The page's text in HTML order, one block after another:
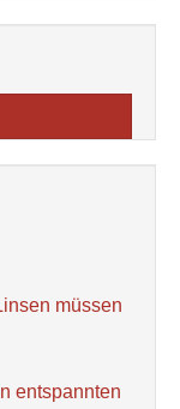
müssen
entspannten